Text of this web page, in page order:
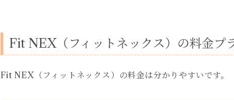
Fit NEX（フィットネックス）の料金プ
Fit NEX（フィットネックス）の料金は分かりやすいです。